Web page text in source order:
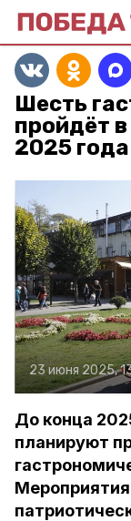
Шесть
пройдёт
2025 года
23 июня 2025,
До конца
планируют
Мероприятия